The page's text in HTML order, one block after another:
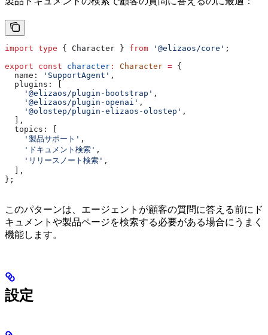
import type { Character } from '@elizaos/core' ;
export const character : Character = {
  name:
'SupportAgent' ,
  plugins:
    '@elizaos/plugin-bootstrap'
,
    '@elizaos/plugin-openai'
,
    '@olostep/plugin-elizaos-olostep'
,
  ],
  topics:
    '製品サポート'
,
    'ドキュメント検索'
,
    'リリースノート検索'
,
  ],
};
このパターンは、エージェントが顧客の質問に答える前にド
キュメントや製品ページを検索する必要がある場合にうまく
機能します。
設定